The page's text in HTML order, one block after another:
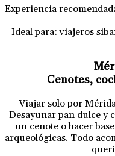
Experiencia
Ideal para: viajeros
Cenotes,
Viajar solo por
Desayunar pan dulce y
un cenote o hacer
arqueológicas. Todo